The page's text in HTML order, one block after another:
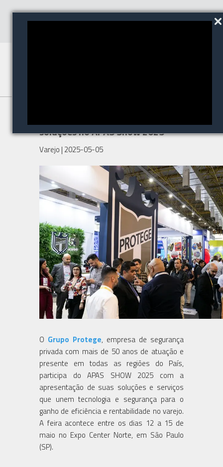
soluções no APAS Show 2025
Varejo | 2025-05-05
O Grupo Protege, empresa de segurança
privada com mais de 50 anos de atuação e
presente em todas as regiões do País,
participa do APAS SHOW 2025 com a
apresentação de suas soluções e serviços
que unem tecnologia e segurança para o
ganho de eficiência e rentabilidade no varejo.
A feira acontece entre os dias 12 a 15 de
maio no Expo Center Norte, em São Paulo
(SP).